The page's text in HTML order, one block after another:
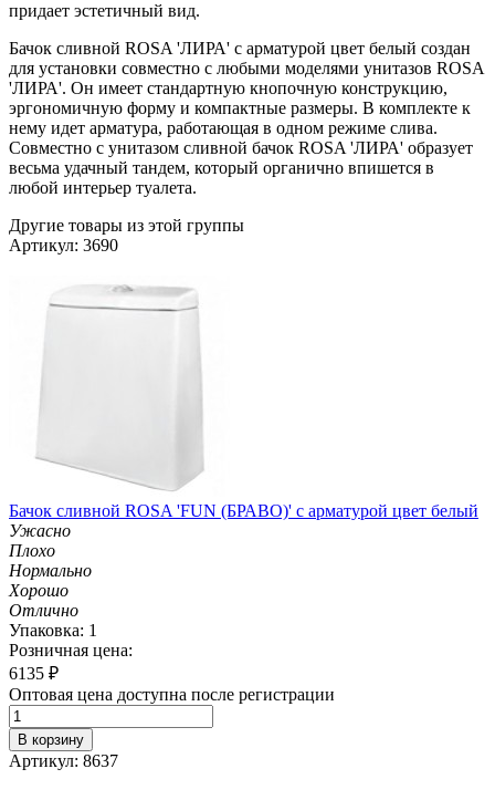
придает эстетичный вид.
Бачок сливной ROSA 'ЛИРА' с арматурой цвет белый создан
для установки совместно с любыми моделями унитазов ROSA
'ЛИРА'. Он имеет стандартную кнопочную конструкцию,
эргономичную форму и компактные размеры. В комплекте к
нему идет арматура, работающая в одном режиме слива.
Совместно с унитазом сливной бачок ROSA 'ЛИРА' образует
весьма удачный тандем, который органично впишется в
любой интерьер туалета.
Другие товары из этой группы
Артикул: 3690
Бачок сливной ROSA 'FUN (БРАВО)' с арматурой цвет белый
Ужасно
Плохо
Нормально
Хорошо
Отлично
Упаковка: 1
Розничная цена:
6135 ₽
Оптовая цена доступна после регистрации
В корзину
Артикул: 8637